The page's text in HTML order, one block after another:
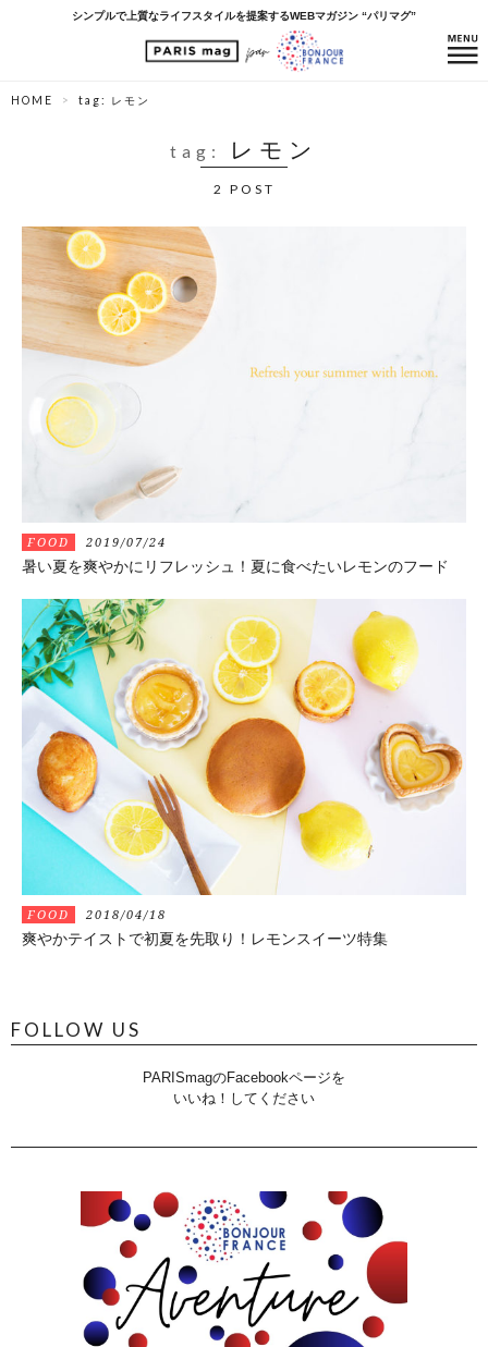
シンプルで上質なライフスタイルを提案するWEBマガジン “パリマグ”
HOME tag: レモン
tag: レモン
2 POST
FOOD 2019/07/24
暑い夏を爽やかにリフレッシュ！夏に食べたいレモンのフード
FOOD 2018/04/18
爽やかテイストで初夏を先取り！レモンスイーツ特集
FOLLOW US
PARISmagのFacebookページを
いいね！してください